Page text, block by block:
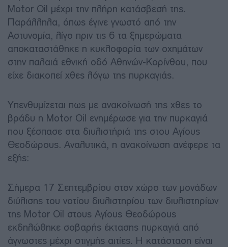
Motor Oil μέχρι την πλήρη κατάσβεσή της.
Παράλληλα, όπως έγινε γνωστό από την
Αστυνομία, λίγο πριν τις 6 τα ξημερώματα
αποκαταστάθηκε η κυκλοφορία των οχημάτων
στην παλαιά εθνική οδό Αθηνών-Κορίνθου, που
είχε διακοπεί χθες λόγω της πυρκαγιάς.
Υπενθυμίζεται πως με ανακοίνωσή της χθες το
βράδυ η Motor Oil ενημέρωσε για την πυρκαγιά
που ξέσπασε στα διυλιστήριά της στου Αγίους
Θεοδώρους. Αναλυτικά, η ανακοίνωση ανέφερε τα
εξής:
Σήμερα 17 Σεπτεμβρίου στον χώρο των μονάδων
διύλισης του νοτίου διυλιστηρίου των διυλιστηρίων
της Motor Oil στους Αγίους Θεοδώρους
εκδηλώθηκε σοβαρής έκτασης πυρκαγιά από
άγνωστες μέχρι στιγμής αιτίες. Η κατάσταση είναι